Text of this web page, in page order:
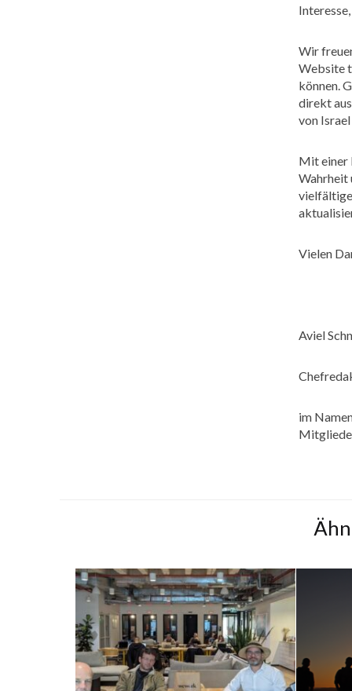
Wir
Website
können.
direkt
von
Mit einer
Wahrheit
Vielen
Aviel
im